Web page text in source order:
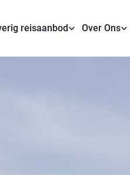
reisaanbod Over Ons